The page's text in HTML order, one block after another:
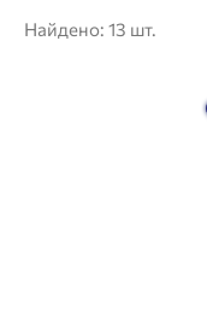
Найдено: 13 шт.